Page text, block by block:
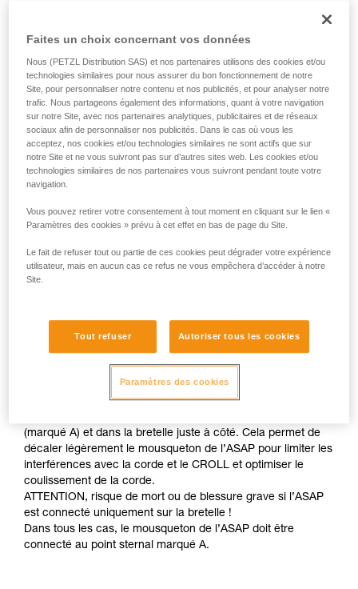
Pour gagner encore en efficacité en montée, il est possible
(marqué A) et dans la bretelle juste à côté. Cela permet de
décaler légèrement le mousqueton de l’ASAP pour limiter les
interférences avec la corde et le CROLL et optimiser le
coulissement de la corde.
ATTENTION, risque de mort ou de blessure grave si l’ASAP
est connecté uniquement sur la bretelle !
Dans tous les cas, le mousqueton de l’ASAP doit être
connecté au point sternal marqué A.
Faites un choix concernant vos données
Nous (PETZL Distribution SAS) et nos partenaires utilisons des cookies et/ou
technologies similaires pour nous assurer du bon fonctionnement de notre
Site, pour personnaliser notre contenu et nos publicités, et pour analyser notre
trafic. Nous partageons également des informations, quant à votre navigation
sur notre Site, avec nos partenaires analytiques, publicitaires et de réseaux
sociaux afin de personnaliser nos publicités. Dans le cas où vous les
acceptez, nos cookies et/ou technologies similaires ne sont actifs que sur
notre Site et ne vous suivront pas sur d’autres sites web. Les cookies et/ou
technologies similaires de nos partenaires vous suivront pendant toute votre
navigation.
Vous pouvez retirer votre consentement à tout moment en cliquant sur le lien «
Paramètres des cookies » prévu à cet effet en bas de page du Site.
Le fait de refuser tout ou partie de ces cookies peut dégrader votre expérience
utilisateur, mais en aucun cas ce refus ne vous empêchera d’accéder à notre
Site.
Tout refuser Autoriser tous les cookies
Paramètres des cookies